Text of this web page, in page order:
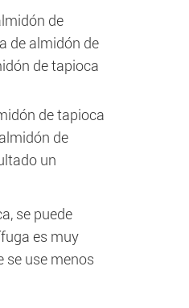
de
de almidón de
de tapioca
de tapioca
de
un
se puede
es muy
se use menos